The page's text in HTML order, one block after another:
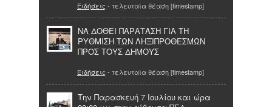
Ειδήσεις - τελευταία θέαση [timestamp]
ΝΑ ΔΟΘΕΙ ΠΑΡΑΤΑΣΗ ΓΙΑ ΤΗ
ΡΥΘΜΙΣΗ ΤΩΝ ΛΗΞΙΠΡΟΘΕΣΜΩΝ
ΠΡΟΣ ΤΟΥΣ ΔΗΜΟΥΣ
Ειδήσεις - τελευταία θέαση [timestamp]
Την Παρασκευή 7 Ιουλίου και ώρα